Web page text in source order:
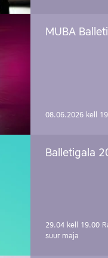
MUBA
08.06.2026 kell
Balletigala
29.04 kell 19.00
suur maja